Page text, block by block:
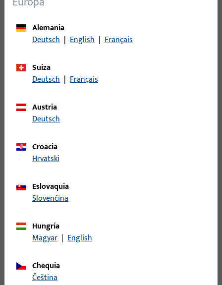
Manejo cómodo y diseño atractivo. Las manillas para
ventanas de Gretsch-Unitas combinan funcionalidad y
Sistemas RWA & tecnología de ventilación
accionamiento, soluciones de control y accesorios le
ofrecen una solución totalmente fiable para sus
Alemania
Deutsch | English | Français
Suiza
Deutsch | Français
Austria
Deutsch
Croacia
Hrvatski
Eslovaquia
Slovenčina
Hungría
Magyar | English
Chequia
čeština